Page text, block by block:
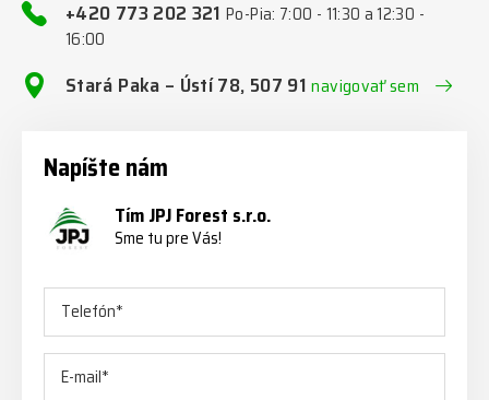
+420 773 202 321Po-Pia: 7:00 - 11:30 a 12:30 -
16:00
Stará Paka – Ústí 78, 507 91navigovať sem
Napíšte nám
Tím JPJ Forest s.r.o.
Sme tu pre Vás!